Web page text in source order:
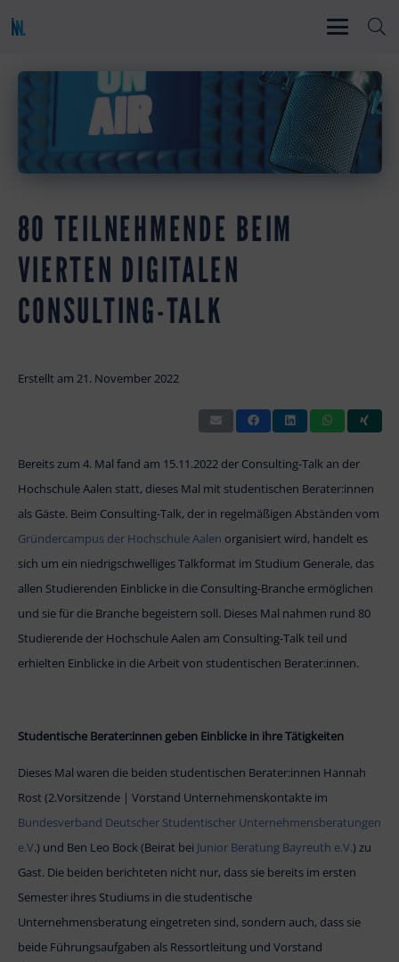
80 TEILNEHMENDE BEIM
VIERTEN DIGITALEN
CONSULTING-TALK
Erstellt am 21. November 2022
Bereits zum 4. Mal fand am 15.11.2022 der Consulting-Talk an der
Hochschule Aalen statt, dieses Mal mit studentischen Berater:innen
als Gäste. Beim Consulting-Talk, der in regelmäßigen Abständen vom
Gründercampus der Hochschule Aalen organisiert wird, handelt es
sich um ein niedrigschwelliges Talkformat im Studium Generale, das
allen Studierenden Einblicke in die Consulting-Branche ermöglichen
und sie für die Branche begeistern soll. Dieses Mal nahmen rund 80
Studierende der Hochschule Aalen am Consulting-Talk teil und
erhielten Einblicke in die Arbeit von studentischen Berater:innen.
Studentische Berater:innen geben Einblicke in ihre Tätigkeiten
Dieses Mal waren die beiden studentischen Berater:innen Hannah
Rost (2.Vorsitzende | Vorstand Unternehmenskontakte im
Bundesverband Deutscher Studentischer Unternehmensberatungen
e.V.) und Ben Leo Bock (Beirat bei Junior Beratung Bayreuth e.V.) zu
Gast. Die beiden berichteten nicht nur, dass sie bereits im ersten
Semester ihres Studiums in die studentische
Unternehmensberatung eingetreten sind, sondern auch, dass sie
beide Führungsaufgaben als Ressortleitung und Vorstand